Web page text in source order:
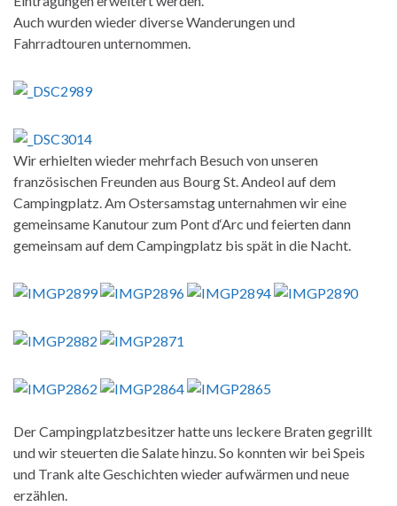
Auch wurden wieder diverse Wanderungen und
Fahrradtouren unternommen.
Wir erhielten wieder mehrfach Besuch von unseren
französischen Freunden aus Bourg St. Andeol auf dem
Campingplatz. Am Ostersamstag unternahmen wir eine
gemeinsame Kanutour zum Pont d‘Arc und feierten dann
gemeinsam auf dem Campingplatz bis spät in die Nacht.
Der Campingplatzbesitzer hatte uns leckere Braten gegrillt
und wir steuerten die Salate hinzu. So konnten wir bei Speis
und Trank alte Geschichten wieder aufwärmen und neue
erzählen.